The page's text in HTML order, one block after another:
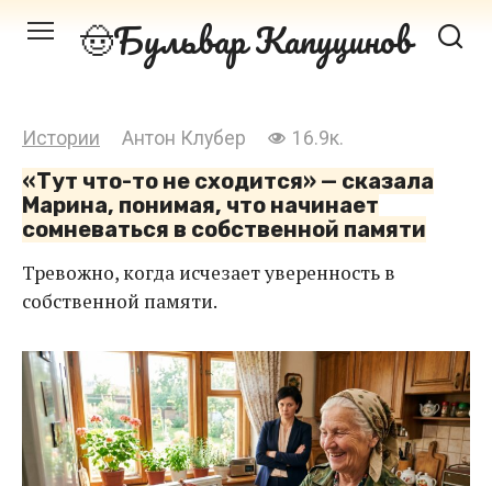
Перейти Бульвар Капуцинов
Истории Антон Клубер 16.9к.
«Тут что-то не сходится» — сказала
Марина, понимая, что начинает
сомневаться в собственной памяти
Тревожно, когда исчезает уверенность в
собственной памяти.